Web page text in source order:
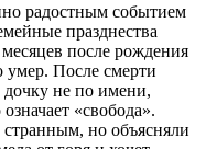
радостным событием
празднества
после рождения
умер. После смерти
не по имени,
«свобода».
но объясняли